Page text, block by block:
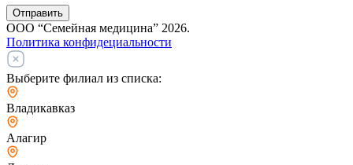
Отправить
ООО “Семейная медицина” 2026.
Политика конфидециальности
Выберите филиал из списка:
Владикавказ
Алагир